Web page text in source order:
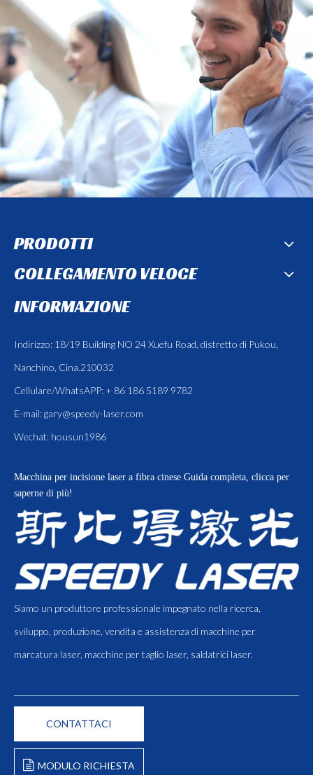
PRODOTTI
COLLEGAMENTO VELOCE
INFORMAZIONE
Indirizzo: 18/19 Building NO 24 Xuefu Road, distretto di Pukou,
Nanchino, Cina.210032
Cellulare/WhatsAPP: + 86 186 5189 9782
E-mail:gary@speedy-laser.com
Wechat: housun1986
Macchina per incisione laser a fibra cinese Guida completa, clicca per
saperne di più!
Siamo un produttore professionale impegnato nella ricerca,
sviluppo, produzione, vendita e assistenza di macchine per
marcatura laser, macchine per taglio laser, saldatrici laser.
CONTATTACI
MODULO RICHIESTA